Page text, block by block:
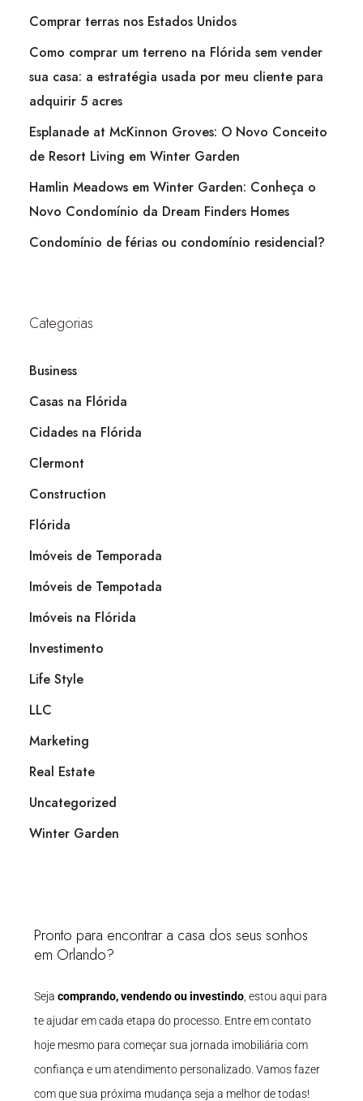
Comprar terras nos Estados Unidos
Como comprar um terreno na Flórida sem vender
sua casa: a estratégia usada por meu cliente para
adquirir 5 acres
Esplanade at McKinnon Groves: O Novo Conceito
de Resort Living em Winter Garden
Hamlin Meadows em Winter Garden: Conheça o
Novo Condomínio da Dream Finders Homes
Condomínio de férias ou condomínio residencial?
Categorias
Business
Casas na Flórida
Cidades na Flórida
Clermont
Construction
Flórida
Imóveis de Temporada
Imóveis de Tempotada
Imóveis na Flórida
Investimento
Life Style
LLC
Marketing
Real Estate
Uncategorized
Winter Garden
Pronto para encontrar a casa dos seus sonhos
em Orlando?
Seja comprando, vendendo ou investindo , estou aqui para
te ajudar em cada etapa do processo. Entre em contato
hoje mesmo para começar sua jornada imobiliária com
confiança e um atendimento personalizado. Vamos fazer
com que sua próxima mudança seja a melhor de todas!